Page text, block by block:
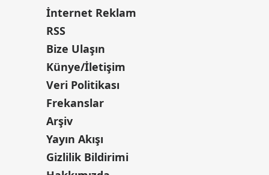
İnternet Reklam
RSS
Bize Ulaşın
Künye/İletişim
Veri Politikası
Frekanslar
Arşiv
Yayın Akışı
Gizlilik Bildirimi